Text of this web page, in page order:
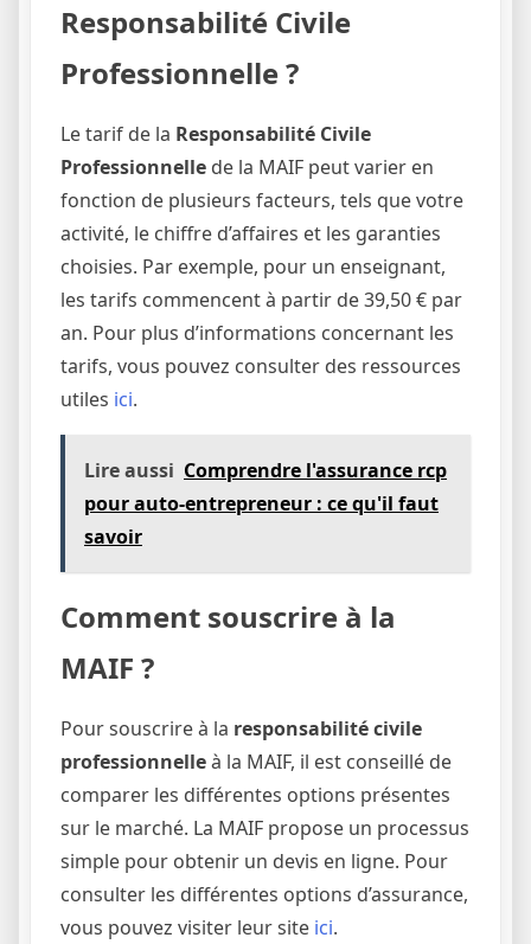
Responsabilité Civile
Professionnelle ?
Le tarif de la Responsabilité Civile
Professionnelle de la MAIF peut varier en
fonction de plusieurs facteurs, tels que votre
activité, le chiffre d’affaires et les garanties
choisies. Par exemple, pour un enseignant,
les tarifs commencent à partir de 39,50 € par
an. Pour plus d’informations concernant les
tarifs, vous pouvez consulter des ressources
utiles ici.
Lire aussi Comprendre l'assurance rcp
pour auto-entrepreneur : ce qu'il faut
savoir
Comment souscrire à la
MAIF ?
Pour souscrire à la responsabilité civile
professionnelleà la MAIF, il est conseillé de
comparer les différentes options présentes
sur le marché. La MAIF propose un processus
simple pour obtenir un devis en ligne. Pour
consulter les différentes options d’assurance,
vous pouvez visiter leur site ici.